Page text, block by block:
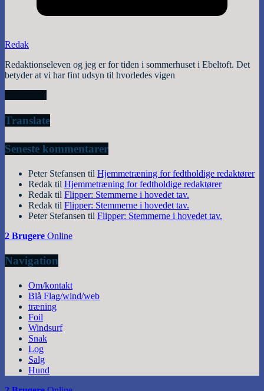
Redak
Redaktionseleven og jeg er for tiden i sommerhuset i Ebeltoft. Det
betyder at vi har fint udsyn til hvorledes vigen
Translate
Seneste kommentarer
Peter Stefansen til Hjemmetræning for fedtholdige redaktører
Redak til Hjemmetræning for fedtholdige redaktører
Redak til Flipper: Stemmerne i hovedet tav.
Redak til Flipper: Stemmerne i hovedet tav.
Peter Stefansen til Flipper: Stemmerne i hovedet tav.
2 Brugere Online
Navigation
Om/kontakt
Blå Flag/wind/web
træning
Foil
Windsurf
Snak
Log
Salg
Hund